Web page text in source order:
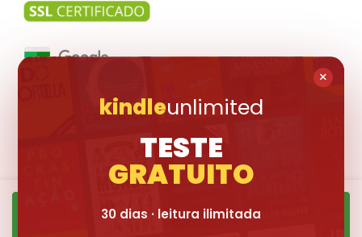
Quero Ler ➜
×
kindleunlimited
TESTE
GRATUITO
30 dias · leitura ilimitada